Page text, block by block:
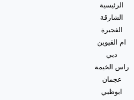
الرئيسية
الشارقة
الفجيرة
ام القيوين
دبي
راس الخيمة
عجمان
ابوظبي